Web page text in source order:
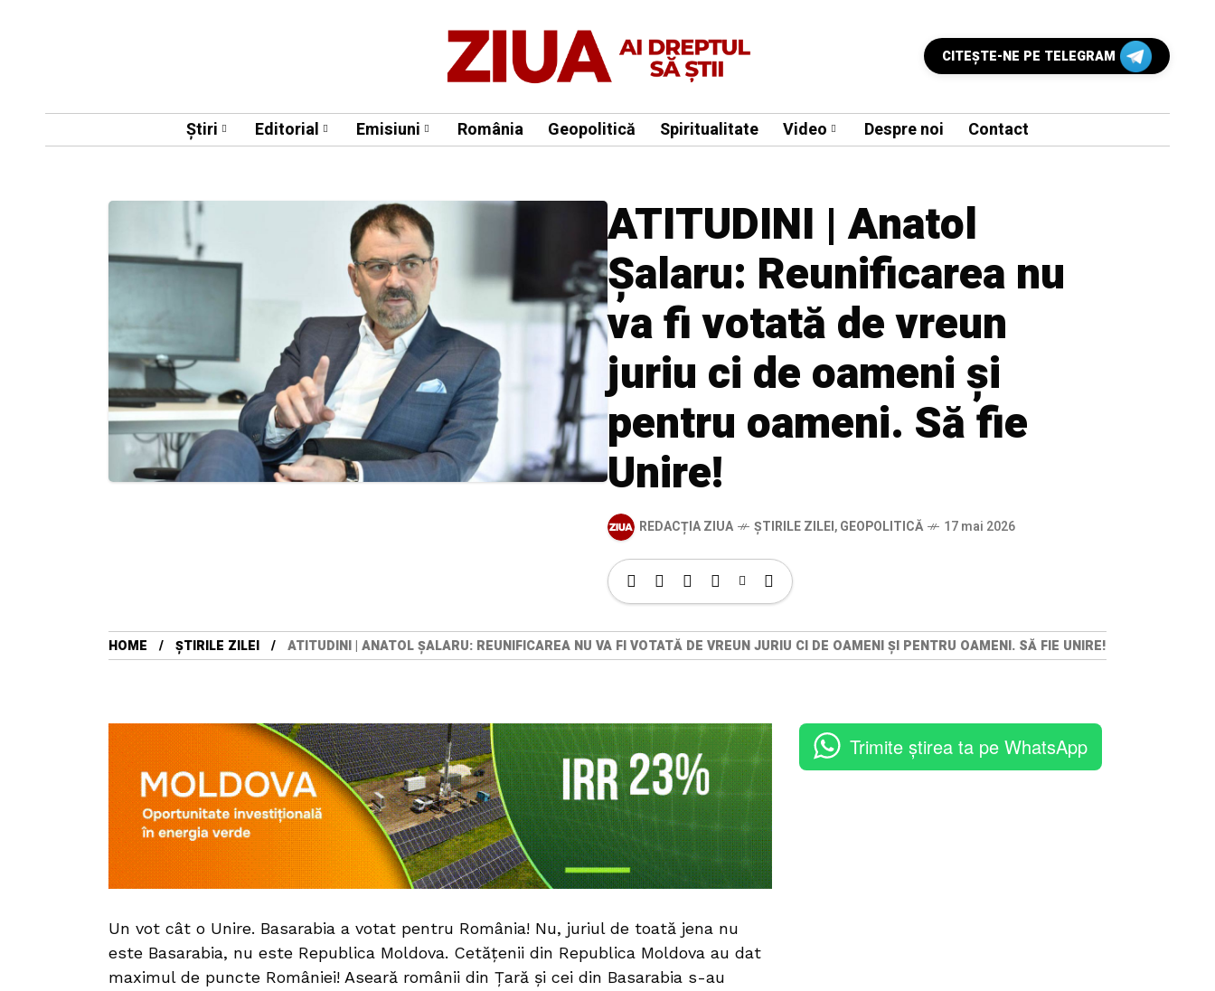
CITEŞTE-NE PE TELEGRAM
Știri Editorial Emisiuni România Geopolitică Spiritualitate Video Despre noi Contact
ATITUDINI | Anatol
Șalaru: Reunificarea nu
va fi votată de vreun
juriu ci de oameni și
pentru oameni. Să fie
Unire!
REDACȚIA ZIUA ȘTIRILE ZILEI,GEOPOLITICĂ 17 mai 2026
HOME ȘTIRILE ZILEI ATITUDINI | ANATOL ȘALARU: REUNIFICAREA NU VA FI VOTATĂ DE VREUN JURIU CI DE OAMENI ȘI PENTRU OAMENI. SĂ FIE UNIRE!
Un vot cât o Unire. Basarabia a votat pentru România! Nu, juriul de toată jena nu
este Basarabia, nu este Republica Moldova. Cetățenii din Republica Moldova au dat
maximul de puncte României! Aseară românii din Țară și cei din Basarabia s-au
Trimite știrea ta pe WhatsApp